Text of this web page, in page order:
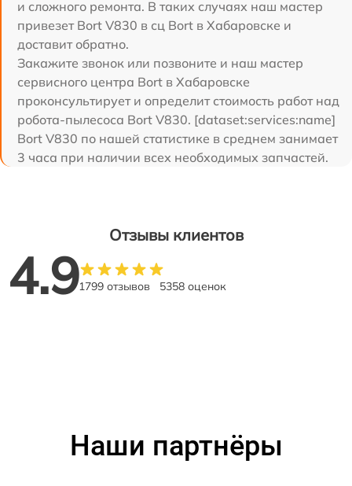
и сложного ремонта. В таких случаях наш мастер
привезет Bort V830 в сц Bort в Хабаровске и
доставит обратно.
Закажите звонок или позвоните и наш мастер
сервисного центра Bort в Хабаровске
проконсультирует и определит стоимость работ над
робота-пылесоса Bort V830. [dataset:services:name]
Bort V830 по нашей статистике в среднем занимает
3 часа при наличии всех необходимых запчастей.
Отзывы клиентов
4.91799 отзывов 5358 оценок
Наши партнёры